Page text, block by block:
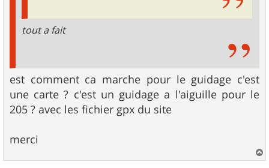
tout a fait
est comment ca marche pour le guidage c'est
une carte ? c'est un guidage a l'aiguille pour le
205 ? avec les fichier gpx du site
merci
a